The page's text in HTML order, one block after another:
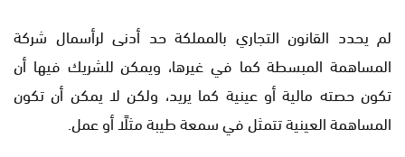
لم يحدد القانون التجاري بالمملكة حد أدنى لرأسمال شركة
المساهمة المبسطة كما في غيرها، ويمكن للشريك فيها أن
تكون حصته مالية أو عينية كما يريد، ولكن لا يمكن أن تكون
المساهمة العينية تتمثل في سمعة طيبة مثلًا أو عمل.